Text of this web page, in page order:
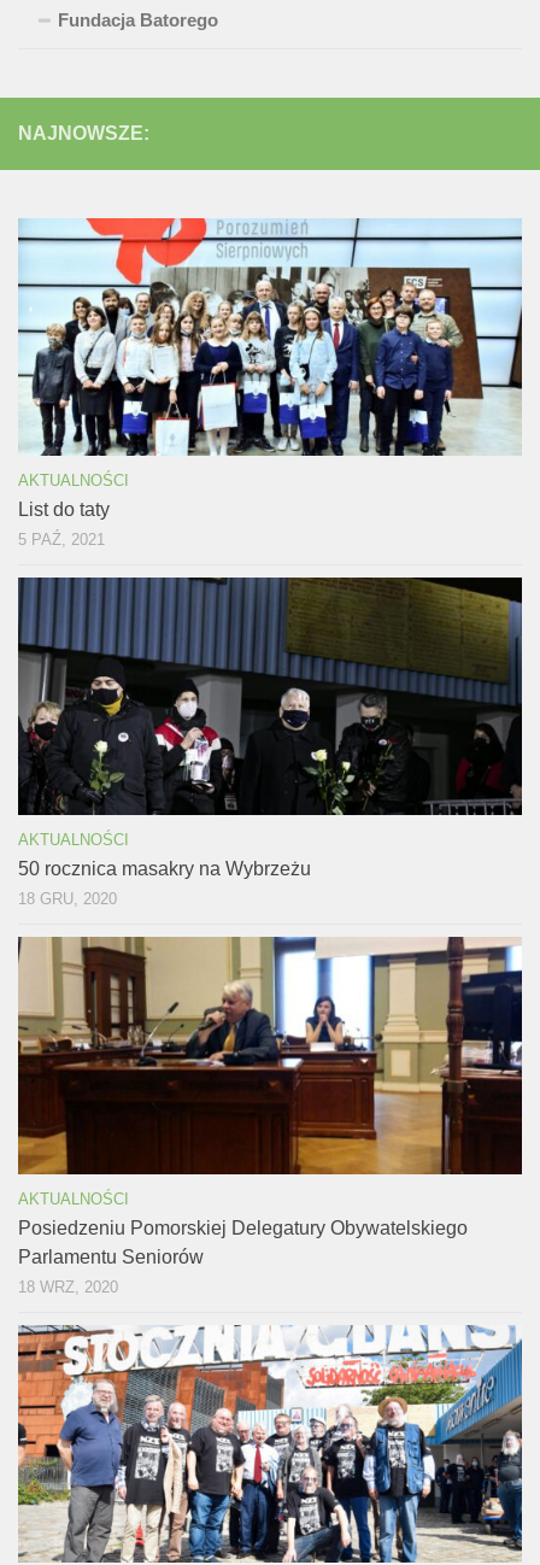
Fundacja Batorego
NAJNOWSZE:
AKTUALNOŚCI
List do taty
5 PAŹ, 2021
AKTUALNOŚCI
50 rocznica masakry na Wybrzeżu
18 GRU, 2020
AKTUALNOŚCI
Posiedzeniu Pomorskiej Delegatury Obywatelskiego
Parlamentu Seniorów
18 WRZ, 2020